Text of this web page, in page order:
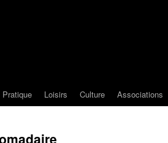
Pratique Loisirs Culture Associations